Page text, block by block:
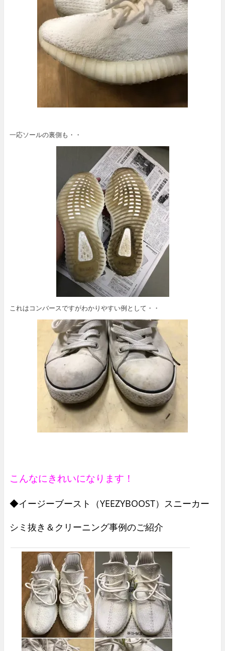
一応ソールの裏側も・・
これはコンバースですがわかりやすい例として・・
こんなにきれいになります！
◆イージーブースト（YEEZYBOOST）スニーカー
シミ抜き＆クリーニング事例のご紹介